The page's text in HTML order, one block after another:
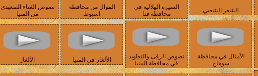
الشعر الشعبي
السيرة الهلالية في
محافظة قنا
الموال من محافظة
اسيوط
نصوص الغناء الصعيدى
من المنيا
الأمثال في محافظة
سوهاج
نصوص الرقى والتعاويذ
في محافظة المنيا
الألغاز في المنيا الألغاز